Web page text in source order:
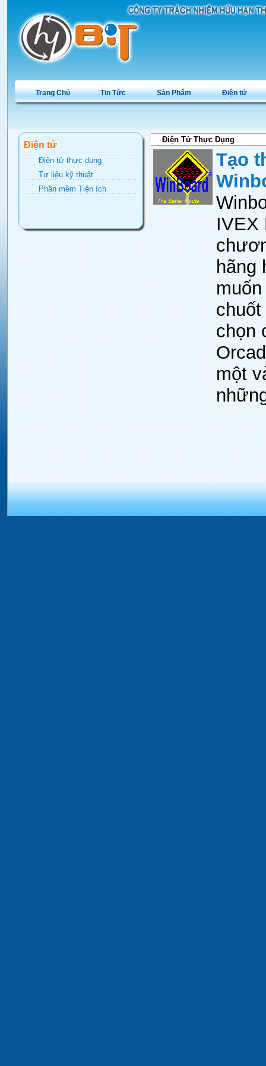
Trang Chủ Tin Tức Sản Phẩm Điện tử
Điện tử
Điện tử thực dụng
Tư liệu kỹ thuật
Phần mềm Tiện ích
Điện Tử Thực Dụng
Tạo
IVEX
hãng
chọn
một